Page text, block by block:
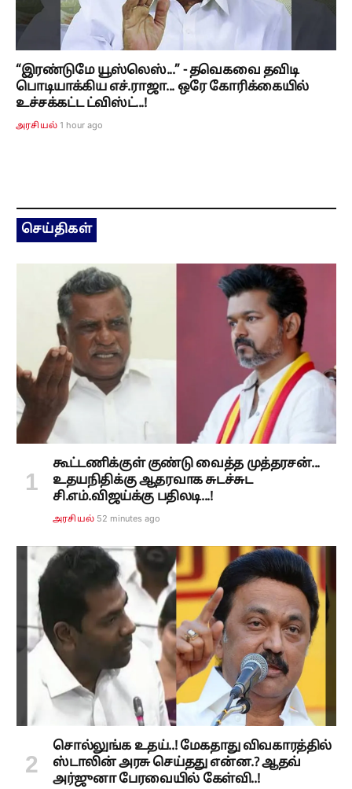
“இரண்டுமே யூஸ்லெஸ்...” - தவெகவை தவிடி
பொடியாக்கிய எச்.ராஜா... ஒரே கோரிக்கையில்
உச்சக்கட்ட ட்விஸ்ட்...!
அரசியல் 1 hour ago
செய்திகள்
கூட்டணிக்குள் குண்டு வைத்த முத்தரசன்...
உதயநிதிக்கு ஆதரவாக சுடச்சுட
சி.எம்.விஜய்க்கு பதிலடி...!
அரசியல் 52 minutes ago
சொல்லுங்க உதய்..! மேகதாது விவகாரத்தில்
ஸ்டாலின் அரசு செய்தது என்ன.? ஆதவ்
அர்ஜுனா பேரவையில் கேள்வி..!